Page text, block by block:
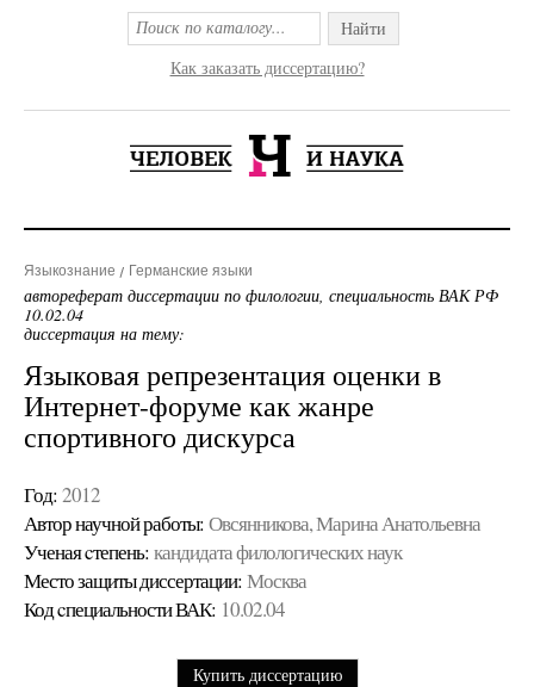
Найти
Как заказать диссертацию?
Языкознание Германские языки
автореферат диссертации по филологии, специальность ВАК РФ
10.02.04
диссертация на тему:
Языковая репрезентация оценки в
Интернет-форуме как жанре
спортивного дискурса
Год: 2012
Автор научной работы: Овсянникова, Марина Анатольевна
Ученая cтепень: кандидата филологических наук
Место защиты диссертации: Москва
Код cпециальности ВАК: 10.02.04
Купить диссертацию